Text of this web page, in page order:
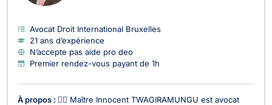
Avocat Droit International Bruxelles
21 ans d’expérience
N’accepte pas aide pro deo
Premier rendez-vous payant de 1h
À propos : 👨‍⚖️ Maître Innocent TWAGIRAMUNGU est avocat